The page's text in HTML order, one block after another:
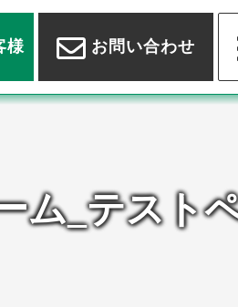
お問い合わせ
様
ム_テスト